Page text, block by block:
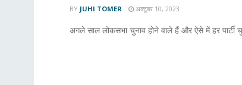
BY JUHI TOMER अक्टूबर 10, 2023
अगले साल लोकसभा चुनाव होने वाले हैं और ऐसे में हर पार्टी